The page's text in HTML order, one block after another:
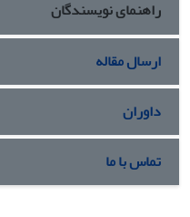
راهنمای نویسندگان
ارسال مقاله
داوران
تماس با ما